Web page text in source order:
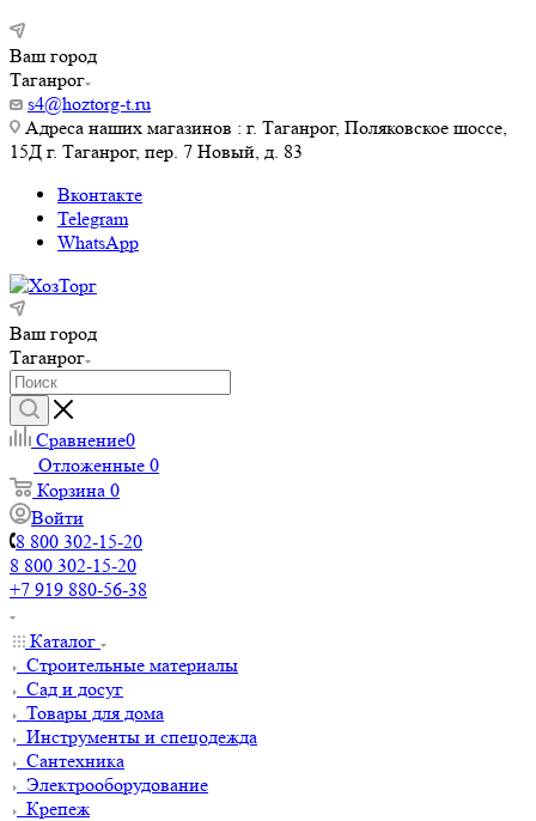
Ваш город
Таганрог
s4@hoztorg-t.ru
Адреса наших магазинов : г. Таганрог, Поляковское шоссе,
15Д г. Таганрог, пер. 7 Новый, д. 83
Вконтакте
Telegram
WhatsApp
Ваш город
Таганрог
Сравнение0
Отложенные 0
Корзина 0
Войти
8 800 302-15-20
8 800 302-15-20
+7 919 880-56-38
Каталог
Строительные материалы
Сад и досуг
Товары для дома
Инструменты и спецодежда
Сантехника
Электрооборудование
Крепеж